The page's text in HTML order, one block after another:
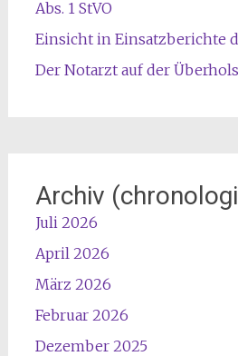
Abs. 1 StVO
Einsicht in Einsatzberichte
Der Notarzt auf der
Archiv
Juli 2026
April 2026
März 2026
Februar 2026
Dezember 2025